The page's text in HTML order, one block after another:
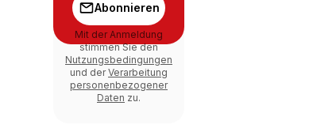
Abonnieren
Mit der Anmeldung
stimmen Sie den
Nutzungsbedingungen
und derVerarbeitung
personenbezogener
Daten zu.